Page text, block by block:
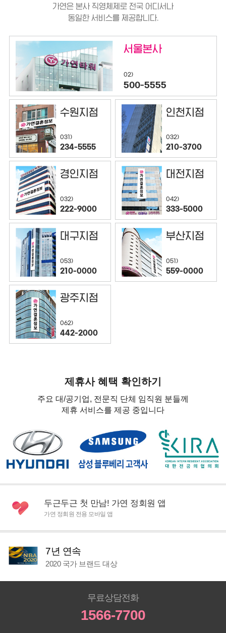
가연은 본사 직영체제로 전국 어디서나
동일한 서비스를 제공합니다.
서울본사
02)
500-5555
수원지점
031)
234-5555
인천지점
032)
210-3700
경인지점
032)
222-9000
대전지점
042)
333-5000
대구지점
053)
210-0000
부산지점
051)
559-0000
광주지점
062)
442-2000
제휴사 혜택 확인하기
주요 대/공기업, 전문직 단체 임직원 분들께
제휴 서비스를 제공 중입니다
두근두근 첫 만남! 가연 정회원 앱
가연 정회원 전용 모바일 앱
7년 연속
2020 국가 브랜드 대상
무료상담전화
1566-7700